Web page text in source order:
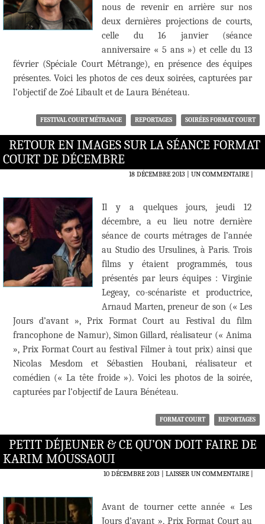
nous de revenir en arrière sur nos
deux dernières projections de courts,
celle du 16 janvier (séance
anniversaire « 5 ans ») et celle du 13
février (Spéciale Court Métrange), en présence des équipes
présentes. Voici les photos de ces deux soirées, capturées par
l’objectif de Zoé Libault et de Laura Bénéteau.
FESTIVAL COURT MÉTRANGE REPORTAGES SOIRÉES FORMAT COURT
RETOUR EN IMAGES SUR LA SÉANCE FORMAT
COURT DE DÉCEMBRE
18 DÉCEMBRE 2013 UN COMMENTAIRE|
Il y a quelques jours, jeudi 12
décembre, a eu lieu notre dernière
séance de courts métrages de l’année
au Studio des Ursulines, à Paris. Trois
films y étaient programmés, tous
présentés par leurs équipes : Virginie
Legeay, co-scénariste et productrice,
Arnaud Marten, preneur de son (« Les
Jours d’avant », Prix Format Court au Festival du film
francophone de Namur), Simon Gillard, réalisateur (« Anima
», Prix Format Court au festival Filmer à tout prix) ainsi que
Nicolas Mesdom et Sébastien Houbani, réalisateur et
comédien (« La tête froide »). Voici les photos de la soirée,
capturées par l’objectif de Laura Bénéteau.
FORMAT COURT REPORTAGES
PETIT DÉJEUNER & CE QU’ON DOIT FAIRE DE
KARIM MOUSSAOUI
10 DÉCEMBRE 2013 LAISSER UN COMMENTAIRE|
Avant de tourner cette année « Les
Jours d’avant », Prix Format Court au